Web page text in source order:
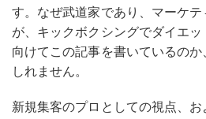
す。なぜ武道家であり、マーケ
が、キックボクシングでダイエ
向けてこの記事を書いているの
しれません。
新規集客のプロとしての視点、